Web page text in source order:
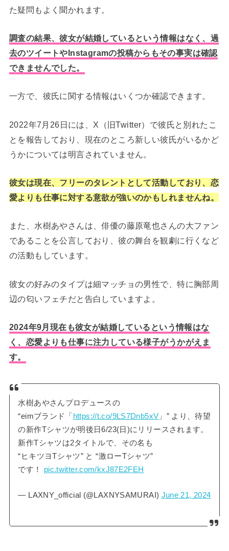
た疑問もよく聞かれます。
調査の結果、彼女が結婚しているという情報はなく、過
去のツイートやInstagramの投稿からもその事実は確認
できませんでした。
一方で、彼氏に関する情報はいくつか確認できます。
2022年7月26日には、X（旧Twitter）で彼氏と別れたこ
とを報告しており、現在のところ新しい彼氏がいるかど
うかについては明言されていません。
彼女は現在、フリーのタレントとして活動しており、恋
愛よりも仕事に対する意欲が強いのかもしれませんね。
また、水樹あやさんは、俳優の藤原竜也さんの大ファン
であることを公言しており、彼の舞台を観劇に行くなど
の活動もしています。
彼女の好みのタイプは細マッチョの男性で、特に胸部周
辺の匂いフェチだと告白していますよ。
2024年9月現在も彼女が結婚しているという情報はな
く、恋愛よりも仕事に注力している様子がうかがえま
す。
水樹あやさんプロデュースの
“eimブランド「 https://t.co/9LS7Dnb5xV 」” より、待望
の新作Tシャツが明後日6/23(日)にリリースされます。
新作Tシャツは2タイトルで、その名も
“ヒキツヨTシャツ” と “激ローTシャツ”
です！ pic.twitter.com/kxJ87E2FEH
— LAXNY_official (@LAXNYSAMURAI) June 21, 2024